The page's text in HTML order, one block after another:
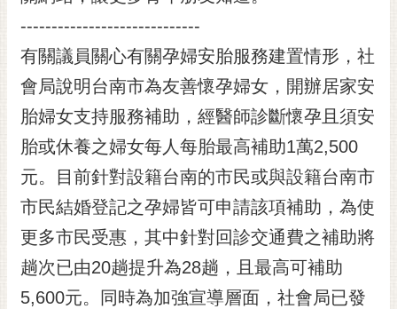
-----------------------------
有關議員關心有關孕婦安胎服務建置情形，社
會局說明台南市為友善懷孕婦女，開辦居家安
胎婦女支持服務補助，經醫師診斷懷孕且須安
胎或休養之婦女每人每胎最高補助1萬2,500
元。目前針對設籍台南的市民或與設籍台南市
市民結婚登記之孕婦皆可申請該項補助，為使
更多市民受惠，其中針對回診交通費之補助將
趟次已由20趟提升為28趟，且最高可補助
5,600元。同時為加強宣導層面，社會局已發